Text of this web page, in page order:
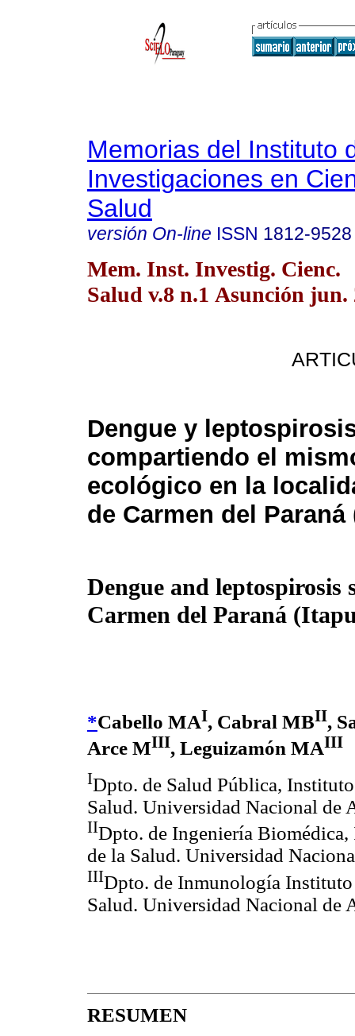
Memorias del Instituto
Investigaciones en
Salud
versión On-line ISSN 1812-9528
Mem. Inst. Investig. Cienc.
Salud v.8 n.1 Asunción jun.
Dengue y
compartiendo el
ecológico en la
de Carmen del Paraná
Dengue and leptospirosis
Carmen del Paraná
*Cabello MAI, Cabral MBII,
Arce MIII, Leguizamón MAIII
IDpto. de Salud Pública,
Salud. Universidad Nacional de
IIDpto. de Ingeniería
de la Salud. Universidad
IIIDpto. de Inmunología
Salud. Universidad Nacional de
RESUMEN